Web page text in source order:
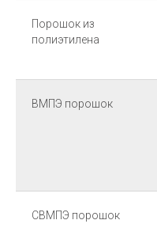
Порошок из
полиэтилена
ВМПЭ порошок
СВМПЭ порошок